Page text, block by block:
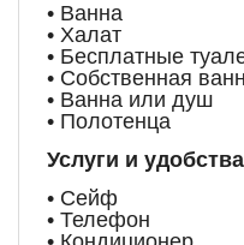
• Ванна
• Халат
• Бесплатные
• Собственная
• Ванна или душ
• Полотенца
Услуги и
• Сейф
• Телефон